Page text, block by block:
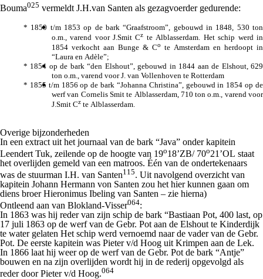
Bouma025 vermeldt J.H.van Santen als gezagvoerder gedurende:
* 1850 t/m 1853 op de bark “Graafstroom”, gebouwd in 1848, 530 ton
o.m., varend voor J.Smit Cz te Alblasserdam. Het schip werd in
1854 verkocht aan Bunge & Co te Amsterdam en herdoopt in
“Laura en Adèle”;
* 1854 op de bark “den Elshout”, gebouwd in 1844 aan de Elshout, 629
ton o.m., varend voor J. van Vollenhoven te Rotterdam
* 1855 t/m 1856 op de bark “Johanna Christina”, gebouwd in 1854 op de
werf van Cornelis Smit te Alblasserdam, 710 ton o.m., varend voor
J.Smit Cz te Alblasserdam.
Overige bijzonderheden
In een extract uit het journaal van de bark “Java” onder kapitein
Leendert Tuk, zeilende op de hoogte van 19o18’ZB/ 70o21’OL staat
het overlijden gemeld van een matroos. Één van de ondertekenaars
was de stuurman I.H. van Santen115. Uit navolgend overzicht van
kapitein Johann Hermann von Santen zou het hier kunnen gaan om
diens broer Hieronimus Ibeling van Santen – zie hierna)
Ontleend aan van Blokland-Visser064:
In 1863 was hij reder van zijn schip de bark “Bastiaan Pot, 400 last, op
17 juli 1863 op de werf van de Gebr. Pot aan de Elshout te Kinderdijk
te water gelaten Het schip werd vernoemd naar de vader van de Gebr.
Pot. De eerste kapitein was Pieter v/d Hoog uit Krimpen aan de Lek.
In 1866 laat hij weer op de werf van de Gebr. Pot de bark “Antje”
bouwen en na zijn overlijden wordt hij in de rederij opgevolgd als
reder door Pieter v/d Hoog.064